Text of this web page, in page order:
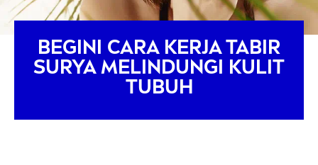
BEGINI CARA KERJA TABIR
SURYA MELINDUNGI KULIT
TUBUH